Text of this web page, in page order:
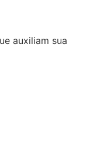
auxiliam sua